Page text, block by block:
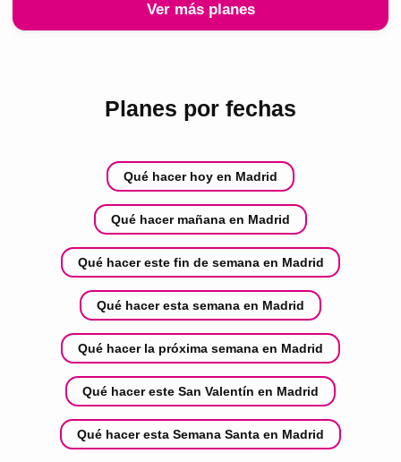
Ver más planes
Planes por fechas
Qué hacer hoy en Madrid
Qué hacer mañana en Madrid
Qué hacer este fin de semana en Madrid
Qué hacer esta semana en Madrid
Qué hacer la próxima semana en Madrid
Qué hacer este San Valentín en Madrid
Qué hacer esta Semana Santa en Madrid